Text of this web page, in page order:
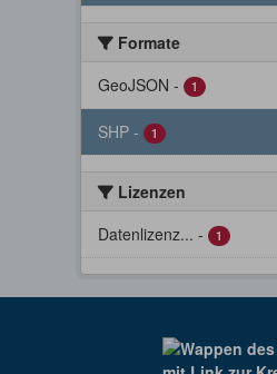
Formate
GeoJSON - 1
SHP - 1
Lizenzen
Datenlizenz... - 1